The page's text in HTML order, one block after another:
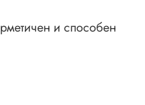
и способен